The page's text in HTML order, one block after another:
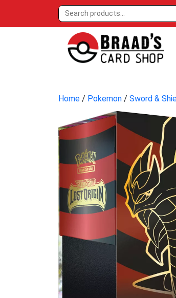
Home / Pokemon / Sword &